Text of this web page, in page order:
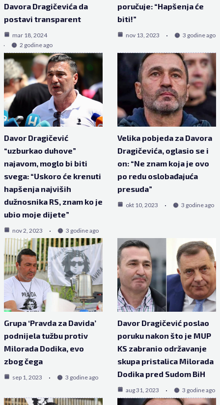
Davora Dragičevića da
postavi transparent
mar 18, 2024
2 godine ago
poručuje: “Hapšenja će
biti!”
nov 13, 2023 3 godine ago
Davor Dragičević
“uzburkao duhove”
najavom, moglo bi biti
svega: “Uskoro će krenuti
hapšenja najviših
dužnosnika RS, znam ko je
ubio moje dijete”
nov 2, 2023 3 godine ago
Velika pobjeda za Davora
Dragičevića, oglasio se i
on: “Ne znam koja je ovo
po redu oslobađajuća
presuda”
okt 10, 2023 3 godine ago
Grupa ‘Pravda za Davida’
podnijela tužbu protiv
Milorada Dodika, evo
zbog čega
sep 1, 2023 3 godine ago
Davor Dragičević poslao
poruku nakon što je MUP
KS zabranio održavanje
skupa pristalica Milorada
Dodika pred Sudom BiH
aug 31, 2023 3 godine ago